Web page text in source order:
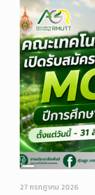
Long
Description
27 กรกฎาคม 2026